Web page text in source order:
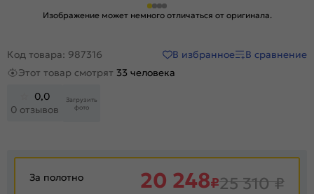
Изображение может немного отличаться от оригинала.
Код товара: 987316 В избранное
В сравнение
Этот товар смотрят 33 человека
0,0
0 отзывов
Загрузить
фото
За полотно 20 248₽25 310₽